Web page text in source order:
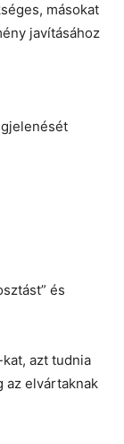
másokat
javításához
és
azt tudnia
az elvártaknak